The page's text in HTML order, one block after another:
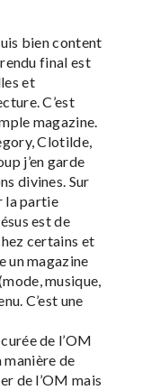
bien content
final est
et
C’est
magazine.
Clotilde,
j’en garde
divines. Sur
la partie
est de
certains et
un magazine
musique,
C’est une
de l’OM
manière de
de l’OM mais